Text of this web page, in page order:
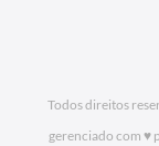
Todos direitos
gerenciado com ♥